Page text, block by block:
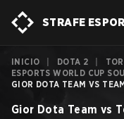
STRAFE
INICIO DOTA 2
ESPORTS WORLD CUP
GIOR DOTA TEAM VS
Gior Dota Team vs